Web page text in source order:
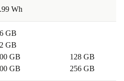
Wh
GB
GB
GB
GB
128 GB
256 GB